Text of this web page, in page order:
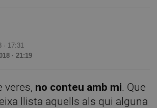
· 17:31
· 21:19
veres, no conteu amb mi. Que
llista aquells als qui alguna